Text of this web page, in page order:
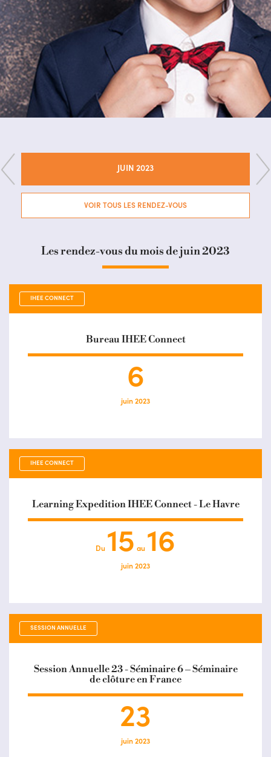
JUIN 2023
VOIR TOUS LES RENDEZ-VOUS
Les rendez-vous du mois de juin 2023
IHEE CONNECT
Bureau IHEE Connect
6
juin 2023
IHEE CONNECT
Learning Expedition IHEE Connect - Le Havre
Du 15 au 16
juin 2023
SESSION ANNUELLE
Session Annuelle 23 - Séminaire 6 – Séminaire
de clôture en France
23
juin 2023